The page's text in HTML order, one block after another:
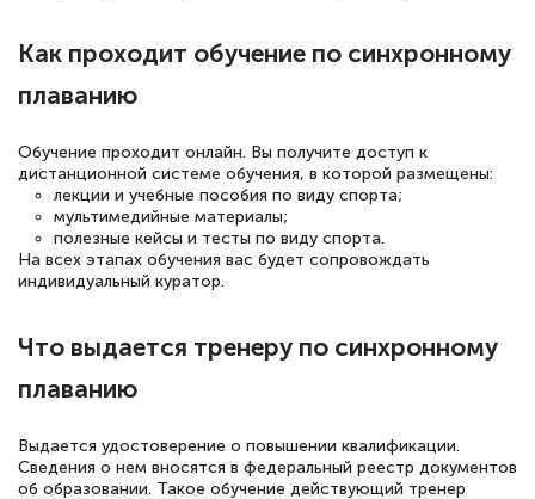
Как проходит обучение по синхронному
плаванию
Обучение проходит онлайн. Вы получите доступ к
дистанционной системе обучения, в которой размещены:
лекции и учебные пособия по виду спорта;
мультимедийные материалы;
полезные кейсы и тесты по виду спорта.
На всех этапах обучения вас будет сопровождать
индивидуальный куратор.
Что выдается тренеру по синхронному
плаванию
Выдается удостоверение о повышении квалификации.
Сведения о нем вносятся в федеральный реестр документов
об образовании. Такое обучение действующий тренер